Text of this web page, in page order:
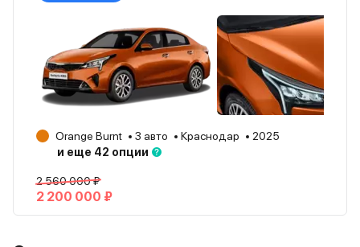
Orange Burnt 3 авто Краснодар
2025
и еще 42 опции
2 560 000 ₽
2 200 000 ₽